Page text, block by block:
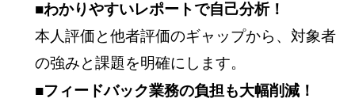
■わかりやすいレポートで自己分析！
本人評価と他者評価のギャップから、対象者
の強みと課題を明確にします。
■フィードバック業務の負担も大幅削減！